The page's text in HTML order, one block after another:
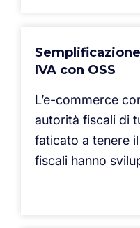
IVA con OSS
L’e-commerce
autorità fiscali di
faticato a tenere
fiscali hanno